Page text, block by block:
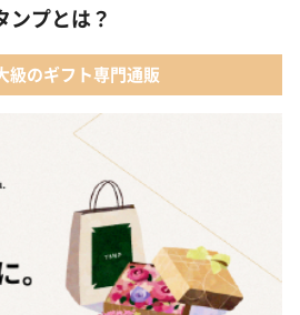
ーティントリップ［日本限定ピンクゴ
＞ダーク＆ミルク＆キャラメル＆ホワ
4個入＞
ンプとは？
級のギフト専門通販